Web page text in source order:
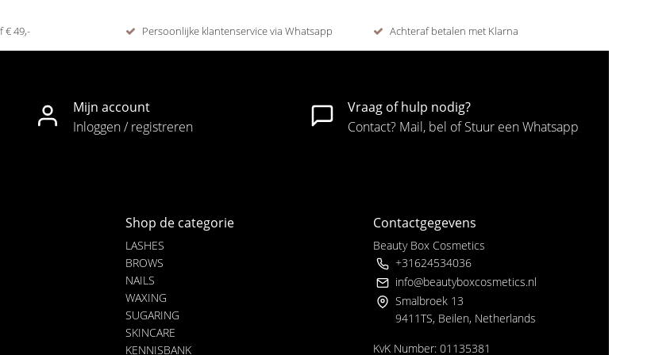
€ 49,- Persoonlijke klantenservice via Whatsapp Achteraf betalen met Klarna
Mijn account
Inloggen / registreren
Vraag of hulp nodig?
Contact? Mail, bel of Stuur een Whatsapp
Shop de categorie
LASHES
BROWS
NAILS
WAXING
SUGARING
SKINCARE
KENNISBANK
Contactgegevens
Beauty Box Cosmetics
+31624534036
info@beautyboxcosmetics.nl
Smalbroek 13
9411TS, Beilen, Netherlands
KvK Number: 01135381